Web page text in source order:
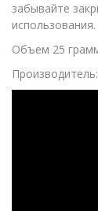
забывайте
использования.
Объем 25
Производитель: